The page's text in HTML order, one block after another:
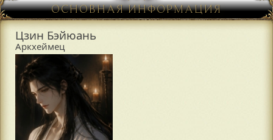
ОСНОВНАЯ ИНФОРМАЦИЯ
Цзин Бэйюань
Аркхеймец